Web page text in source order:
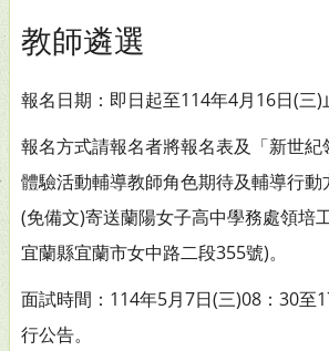
教師遴選
報名日期：即日起至114年4月16日(三)
報名方式請報名者將報名表及「新世
體驗活動輔導教師角色期待及輔導行
(免備文)寄送蘭陽女子高中學務處領培
宜蘭縣宜蘭市女中路二段355號)。
面試時間：114年5月7日(三)08：30至
行公告。